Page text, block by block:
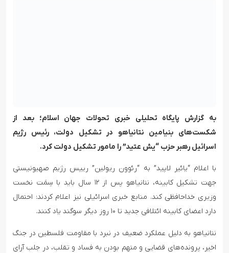
به گزارش پایگاه تحلیلی خبری تحولات جهان اسلام؛ بعد از
شکست‌های بنیامین نتانیاهو در تشکیل دولت، رئیس رژیم
اسرائیل رهبر حزب “یش عتید” را مامور تشکیل دولت کرد.
با اعلام “یائیر لاپید” به “رئوون ریولین” رییس رژیم صهیونیستی
جهت تشکیل کابینه، نتانیاهو پس از ۱۲ سال باید با سِمَت نخست
وزیری خداحافظی کند. منابع خبری اسرائیلی نیز اعلام کردند: احتمال
دارد اعضای کابینه ائتلافی جدید تا ۱۰ روز دیگر سوگند یاد کنند.
نتانیاهو به دلیل عملکرد ضعیف در نبرد با مقاومت فلسطین در جنگ
اخیر، پرونده‌های قضایی و متهم بودن به فساد و تقلب، در جلب آرای